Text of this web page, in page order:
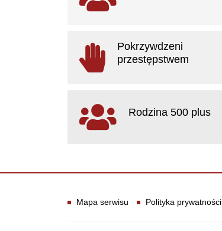
Pokrzywdzeni
przestępstwem
Rodzina 500 plus
Informacje
Mapa serwisu Polityka prywatności